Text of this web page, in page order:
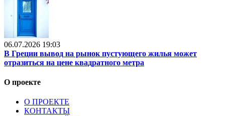
06.07.2026 19:03
В Греции вывод на рынок пустующего жилья может
отразиться на цене квадратного метра
О проекте
О ПРОЕКТЕ
КОНТАКТЫ